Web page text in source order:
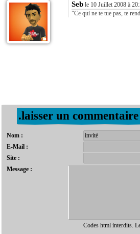
Seb le 10 Juillet 2008 à
"Ce qui ne te tue pas, te
.laisser un commentaire
Nom :
E-Mail :
Site :
Message :
Codes html interdits.